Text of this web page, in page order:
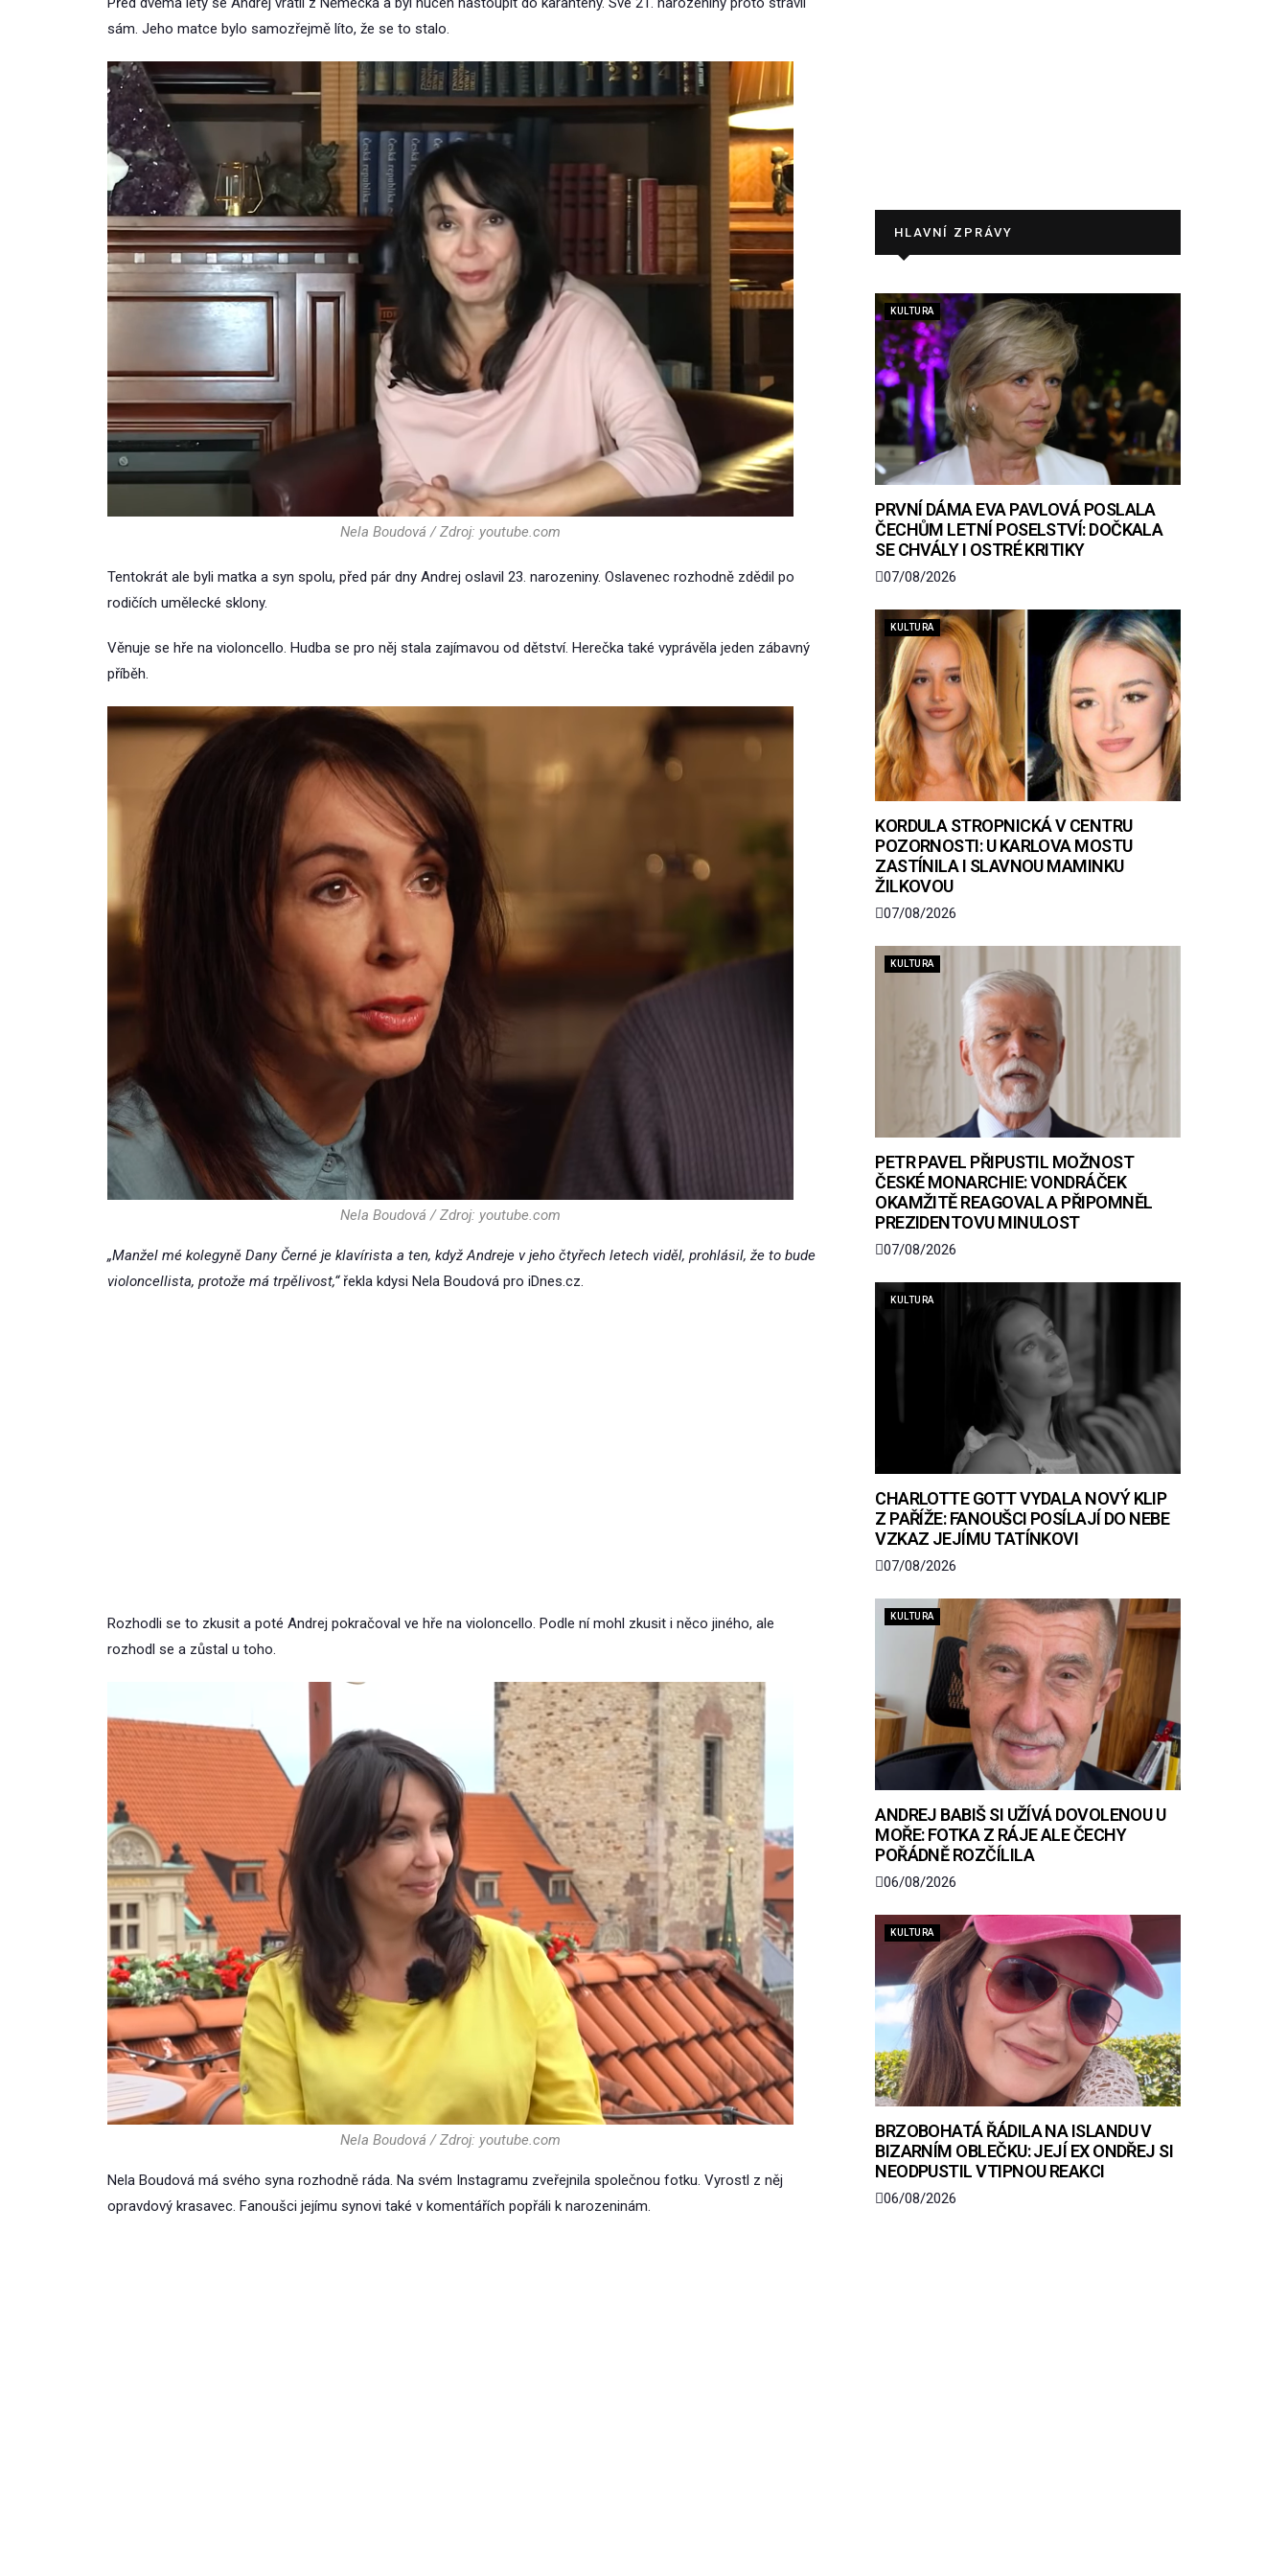
sám. Jeho matce bylo samozřejmě líto, že se to stalo.
Nela Boudová / Zdroj: youtube.com
Tentokrát ale byli matka a syn spolu, před pár dny Andrej oslavil 23. narozeniny. Oslavenec rozhodně zdědil po
rodičích umělecké sklony.
Věnuje se hře na violoncello. Hudba se pro něj stala zajímavou od dětství. Herečka také vyprávěla jeden zábavný
příběh.
Nela Boudová / Zdroj: youtube.com
„Manžel mé kolegyně Dany Černé je klavírista a ten, když Andreje v jeho čtyřech letech viděl, prohlásil, že to bude
violoncellista, protože má trpělivost,“řekla kdysi Nela Boudová pro iDnes.cz.
Rozhodli se to zkusit a poté Andrej pokračoval ve hře na violoncello. Podle ní mohl zkusit i něco jiného, ale
rozhodl se a zůstal u toho.
Nela Boudová / Zdroj: youtube.com
Nela Boudová má svého syna rozhodně ráda. Na svém Instagramu zveřejnila společnou fotku. Vyrostl z něj
opravdový krasavec. Fanoušci jejímu synovi také v komentářích popřáli k narozeninám.
HLAVNÍ ZPRÁVY
KULTURA
PRVNÍ DÁMA EVA PAVLOVÁ POSLALA
ČECHŮM LETNÍ POSELSTVÍ: DOČKALA
SE CHVÁLY I OSTRÉ KRITIKY
07/08/2026
KULTURA
KORDULA STROPNICKÁ V CENTRU
POZORNOSTI: U KARLOVA MOSTU
ZASTÍNILA I SLAVNOU MAMINKU
ŽILKOVOU
07/08/2026
KULTURA
PETR PAVEL PŘIPUSTIL MOŽNOST
ČESKÉ MONARCHIE: VONDRÁČEK
OKAMŽITĚ REAGOVAL A PŘIPOMNĚL
PREZIDENTOVU MINULOST
07/08/2026
KULTURA
CHARLOTTE GOTT VYDALA NOVÝ KLIP
Z PAŘÍŽE: FANOUŠCI POSÍLAJÍ DO NEBE
VZKAZ JEJÍMU TATÍNKOVI
07/08/2026
KULTURA
ANDREJ BABIŠ SI UŽÍVÁ DOVOLENOU U
MOŘE: FOTKA Z RÁJE ALE ČECHY
POŘÁDNĚ ROZČÍLILA
06/08/2026
KULTURA
BRZOBOHATÁ ŘÁDILA NA ISLANDU V
BIZARNÍM OBLEČKU: JEJÍ EX ONDŘEJ SI
NEODPUSTIL VTIPNOU REAKCI
06/08/2026